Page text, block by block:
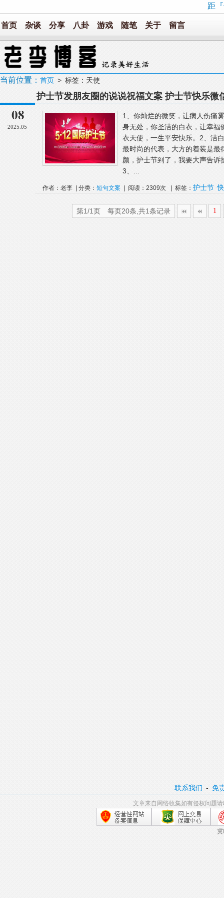
距
首页 杂谈 分享 八卦 游戏 随笔 关于 留言
当前位置： 首页 > 标签：天使
08
2025.05
护士节发朋友圈的说说祝福文案 护士节快乐微
1、你灿烂的微笑，让病人伤痛
身无处，你圣洁的白衣，让幸
衣天使，一生平安快乐。2、洁
最时尚的代表，大方的着装是
颜，护士节到了，我要大声告
3、...
作者：老李 | 分类： 短句文案 | 阅读：2309次 | 标签： 护士节
第1/1页 每页20条,共1条记录
1
联系我们 -免
文章来自网络收集如有侵权问题